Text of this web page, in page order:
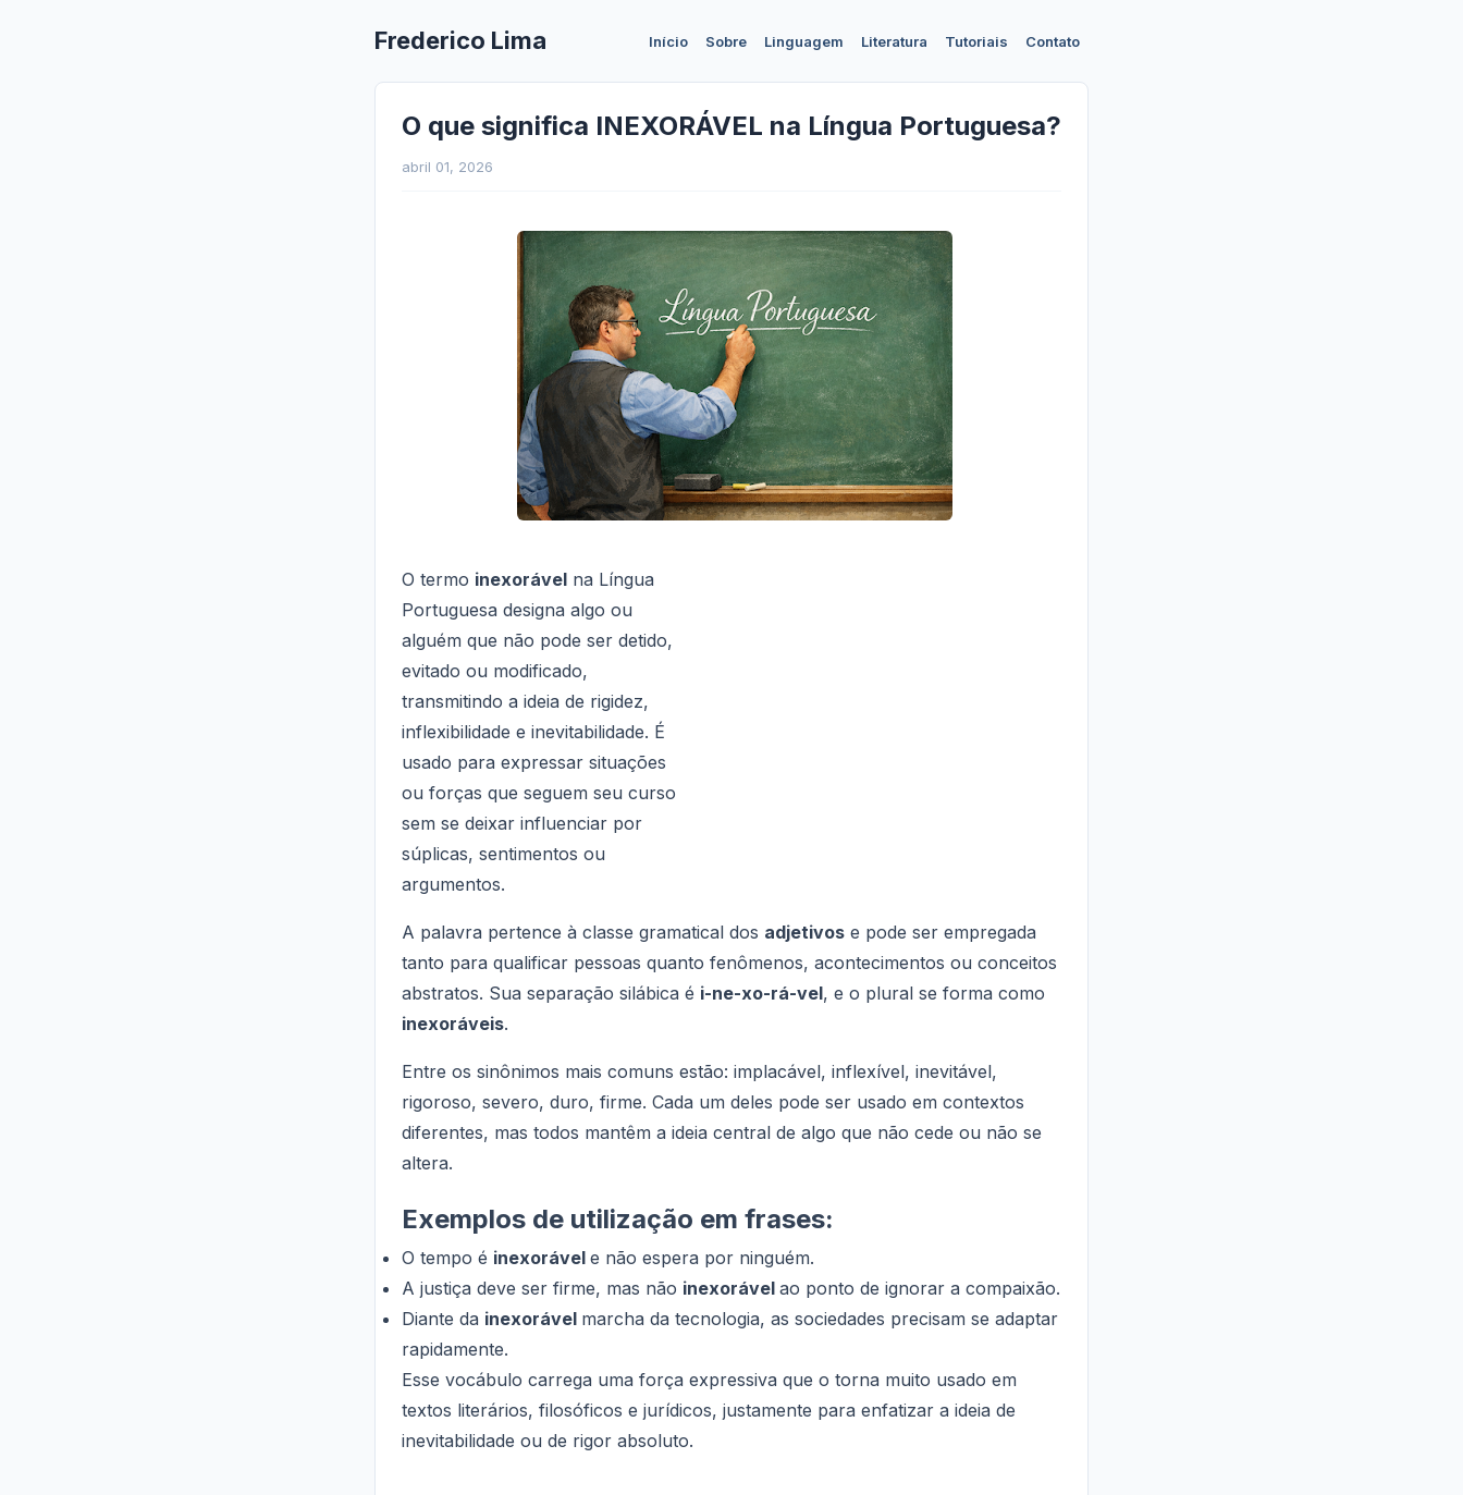
Frederico Lima Início Sobre Linguagem Literatura Tutoriais Contato
O que significa INEXORÁVEL na Língua Portuguesa?
abril 01, 2026
O termo inexorável na Língua
Portuguesa designa algo ou
alguém que não pode ser detido,
evitado ou modificado,
transmitindo a ideia de rigidez,
inflexibilidade e inevitabilidade. É
usado para expressar situações
ou forças que seguem seu curso
sem se deixar influenciar por
súplicas, sentimentos ou
argumentos.
A palavra pertence à classe gramatical dos adjetivos e pode ser empregada
tanto para qualificar pessoas quanto fenômenos, acontecimentos ou conceitos
abstratos. Sua separação silábica é i-ne-xo-rá-vel, e o plural se forma como
inexoráveis.
Entre os sinônimos mais comuns estão: implacável, inflexível, inevitável,
rigoroso, severo, duro, firme. Cada um deles pode ser usado em contextos
diferentes, mas todos mantêm a ideia central de algo que não cede ou não se
altera.
Exemplos de utilização em frases:
O tempo é inexorável e não espera por ninguém.
A justiça deve ser firme, mas não inexorável ao ponto de ignorar a compaixão.
Diante da inexorável marcha da tecnologia, as sociedades precisam se adaptar
rapidamente.
Esse vocábulo carrega uma força expressiva que o torna muito usado em
textos literários, filosóficos e jurídicos, justamente para enfatizar a ideia de
inevitabilidade ou de rigor absoluto.